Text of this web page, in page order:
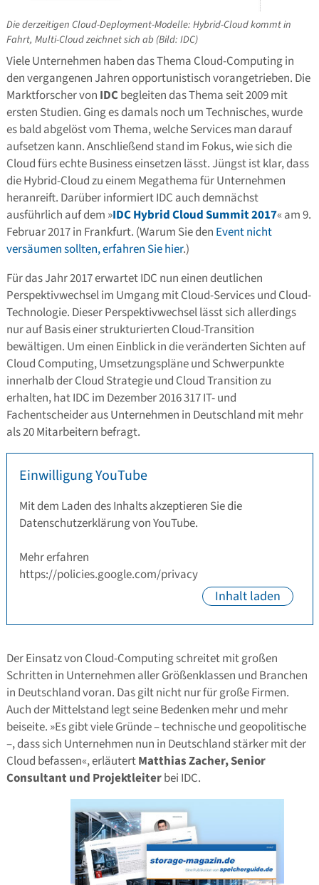
Die derzeitigen Cloud-Deployment-Modelle: Hybrid-Cloud kommt in
Fahrt, Multi-Cloud zeichnet sich ab (Bild: IDC)
Viele Unternehmen haben das Thema Cloud-Computing in
den vergangenen Jahren opportunistisch vorangetrieben. Die
Marktforscher von IDCbegleiten das Thema seit 2009 mit
ersten Studien. Ging es damals noch um Technisches, wurde
es bald abgelöst vom Thema, welche Services man darauf
aufsetzen kann. Anschließend stand im Fokus, wie sich die
Cloud fürs echte Business einsetzen lässt. Jüngst ist klar, dass
die Hybrid-Cloud zu einem Megathema für Unternehmen
heranreift. Darüber informiert IDC auch demnächst
ausführlich auf dem »IDC Hybrid Cloud Summit 2017« am 9.
Februar 2017 in Frankfurt. (Warum Sie den Event nicht
versäumen sollten, erfahren Sie hier.)
Für das Jahr 2017 erwartet IDC nun einen deutlichen
Perspektivwechsel im Umgang mit Cloud-Services und Cloud-
Technologie. Dieser Perspektivwechsel lässt sich allerdings
nur auf Basis einer strukturierten Cloud-Transition
bewältigen. Um einen Einblick in die veränderten Sichten auf
Cloud Computing, Umsetzungspläne und Schwerpunkte
innerhalb der Cloud Strategie und Cloud Transition zu
erhalten, hat IDC im Dezember 2016 317 IT- und
Fachentscheider aus Unternehmen in Deutschland mit mehr
als 20 Mitarbeitern befragt.
Der Einsatz von Cloud-Computing schreitet mit großen
Schritten in Unternehmen aller Größenklassen und Branchen
in Deutschland voran. Das gilt nicht nur für große Firmen.
Auch der Mittelstand legt seine Bedenken mehr und mehr
beiseite. »Es gibt viele Gründe – technische und geopolitische
–, dass sich Unternehmen nun in Deutschland stärker mit der
Cloud befassen«, erläutertMatthias Zacher, Senior
Consultant und Projektleiterbei IDC.